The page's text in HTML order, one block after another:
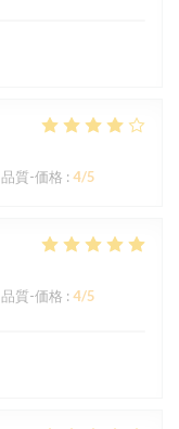
品質-価格 : 4/5
品質-価格 : 4/5